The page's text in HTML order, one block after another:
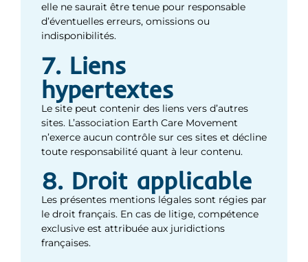
elle ne saurait être tenue pour responsable
d’éventuelles erreurs, omissions ou
indisponibilités.
7. Liens
hypertextes
Le site peut contenir des liens vers d’autres
sites. L’association Earth Care Movement
n’exerce aucun contrôle sur ces sites et décline
toute responsabilité quant à leur contenu.
8. Droit applicable
Les présentes mentions légales sont régies par
le droit français. En cas de litige, compétence
exclusive est attribuée aux juridictions
françaises.